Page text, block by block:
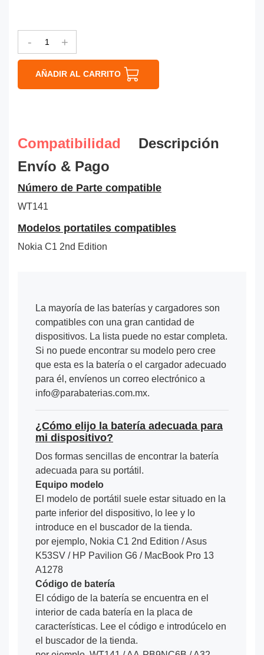
- +
AÑADIR AL CARRITO
Compatibilidad
Descripción
Envío & Pago
Número de Parte compatible
WT141
Modelos portatiles compatibles
Nokia C1 2nd Edition
La mayoría de las baterías y cargadores son
compatibles con una gran cantidad de
dispositivos. La lista puede no estar completa.
Si no puede encontrar su modelo pero cree
que esta es la batería o el cargador adecuado
para él, envíenos un correo electrónico a
info@parabaterias.com.mx.
¿Cómo elijo la batería adecuada para
mi dispositivo?
Dos formas sencillas de encontrar la batería
adecuada para su portátil.
Equipo modelo
El modelo de portátil suele estar situado en la
parte inferior del dispositivo, lo lee y lo
introduce en el buscador de la tienda.
por ejemplo, Nokia C1 2nd Edition / Asus
K53SV / HP Pavilion G6 / MacBook Pro 13
A1278
Código de batería
El código de la batería se encuentra en el
interior de cada batería en la placa de
características. Lee el código e introdúcelo en
el buscador de la tienda.